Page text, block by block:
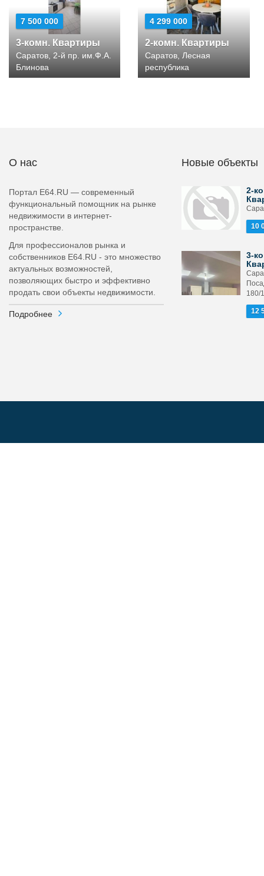
7 500 000
3-комн. Квартиры
Саратов, 2-й пр. им.Ф.А.
Блинова
4 299 000
2-комн. Квартиры
Саратов, Лесная
республика
О нас
Портал E64.RU — современный
функциональный помощник на рынке
недвижимости в интернет-
пространстве.
Для профессионалов рынка и
собственников E64.RU - это множество
актуальных возможностей,
позволяющих быстро и эффективно
продать свои объекты недвижимости.
Подробнее
Новые объекты
2-
10
3-
180/
12